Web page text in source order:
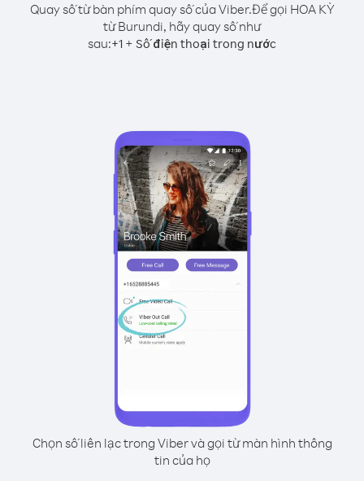
Quay số từ bàn phím quay số của Viber.Để gọi HOA KỲ
từ Burundi, hãy quay số như
sau:+1 + Số điện thoại trong nước
Chọn số liên lạc trong Viber và gọi từ màn hình thông
tin của họ